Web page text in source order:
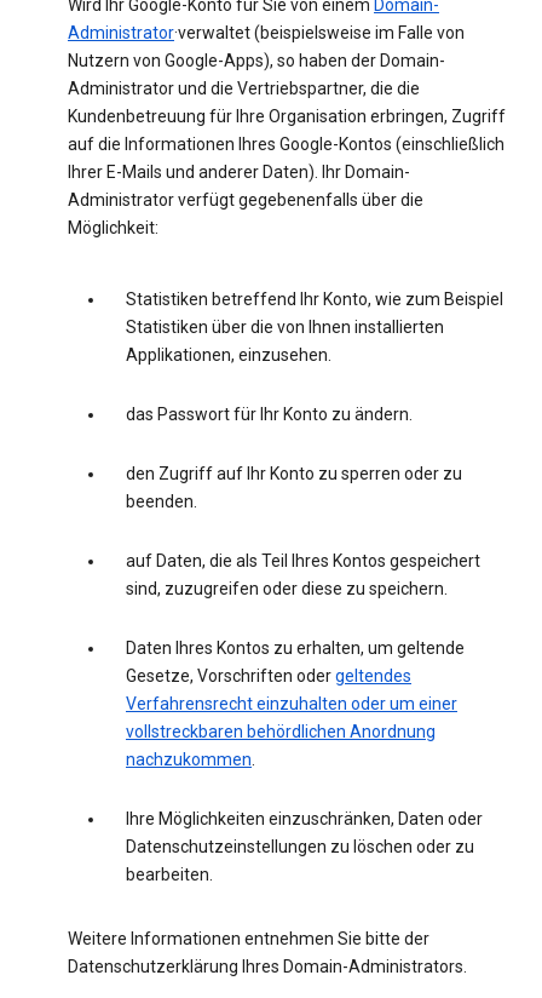
Wird Ihr Google-Konto für Sie von einem Domain-
Administrator·verwaltet (beispielsweise im Falle von
Nutzern von Google-Apps), so haben der Domain-
Administrator und die Vertriebspartner, die die
Kundenbetreuung für Ihre Organisation erbringen, Zugriff
auf die Informationen Ihres Google-Kontos (einschließlich
Ihrer E-Mails und anderer Daten). Ihr Domain-
Administrator verfügt gegebenenfalls über die
Möglichkeit:
Statistiken betreffend Ihr Konto, wie zum Beispiel
Statistiken über die von Ihnen installierten
Applikationen, einzusehen.
das Passwort für Ihr Konto zu ändern.
den Zugriff auf Ihr Konto zu sperren oder zu
beenden.
auf Daten, die als Teil Ihres Kontos gespeichert
sind, zuzugreifen oder diese zu speichern.
Daten Ihres Kontos zu erhalten, um geltende
Gesetze, Vorschriften odergeltendes
Verfahrensrecht einzuhalten oder um einer
vollstreckbaren behördlichen Anordnung
nachzukommen.
Ihre Möglichkeiten einzuschränken, Daten oder
Datenschutzeinstellungen zu löschen oder zu
bearbeiten.
Weitere Informationen entnehmen Sie bitte der
Datenschutzerklärung Ihres Domain-Administrators.